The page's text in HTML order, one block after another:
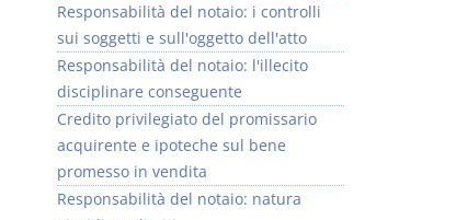
Responsabilità del notaio: i controlli
sui soggetti e sull'oggetto dell'atto
Responsabilità del notaio: l'illecito
disciplinare conseguente
Credito privilegiato del promissario
acquirente e ipoteche sul bene
promesso in vendita
Responsabilità del notaio: natura